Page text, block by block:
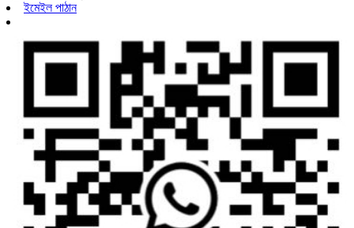
ইমেইল পাঠান